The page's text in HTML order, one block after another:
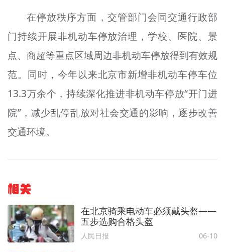
在停放秩序方面，交管部门会同交通行政部
门持续开展非机动车停放治理，学校、医院、景
点、商超等重点区域周边非机动车停放得到有效规
范。同时，今年以来北京市新增非机动车停车位
13.3万余个，持续深化推进非机动车停放“开门进
院”，减少乱停乱放对社会交通的影响，逐步改善
交通环境。
相关
在北京骑乘电动车必须戴头盔——
五步选购合格头盔
人民日报 06-10